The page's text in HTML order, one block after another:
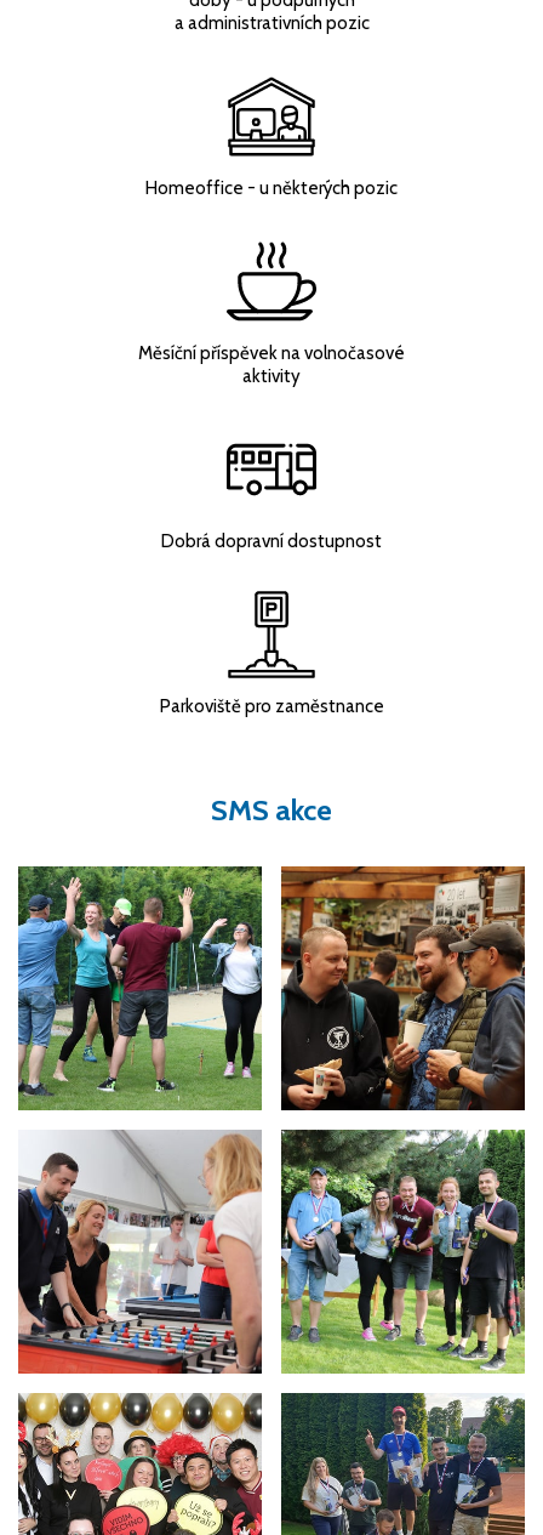
a administrativních pozic
Homeoffice - u některých pozic
Měsíční příspěvek na volnočasové
aktivity
Dobrá dopravní dostupnost
Parkoviště pro zaměstnance
SMS akce